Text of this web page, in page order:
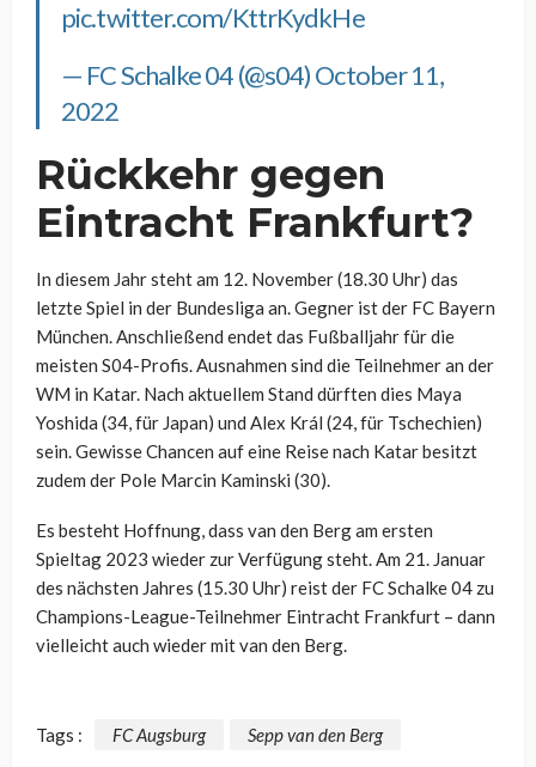
pic.twitter.com/KttrKydkHe
— FC Schalke 04 (@s04)October 11,
2022
Rückkehr gegen
Eintracht Frankfurt?
In diesem Jahr steht am 12. November (18.30 Uhr) das
letzte Spiel in der Bundesliga an. Gegner ist der FC Bayern
München. Anschließend endet das Fußballjahr für die
meisten S04-Profis. Ausnahmen sind die Teilnehmer an der
WM in Katar. Nach aktuellem Stand dürften dies Maya
Yoshida (34, für Japan) und Alex Král (24, für Tschechien)
sein. Gewisse Chancen auf eine Reise nach Katar besitzt
zudem der Pole Marcin Kaminski (30).
Es besteht Hoffnung, dass van den Berg am ersten
Spieltag 2023 wieder zur Verfügung steht. Am 21. Januar
des nächsten Jahres (15.30 Uhr) reist der FC Schalke 04 zu
Champions-League-Teilnehmer Eintracht Frankfurt – dann
vielleicht auch wieder mit van den Berg.
Tags : FC Augsburg Sepp van den Berg